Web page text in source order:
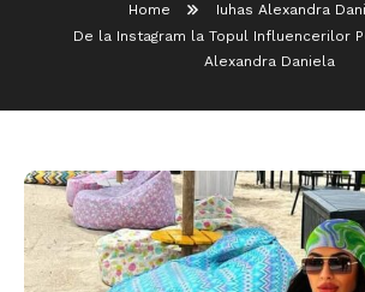
Home
Iuhas Alexandra
De la Instagram la Topul Influencerilor
Alexandra Daniela